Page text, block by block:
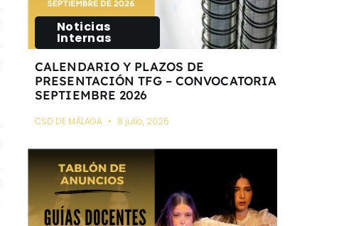
Noticias
Internas
CALENDARIO Y PLAZOS DE
PRESENTACIÓN TFG – CONVOCATORIA
SEPTIEMBRE 2026
CSD DE MÁLAGA 8 julio, 2026